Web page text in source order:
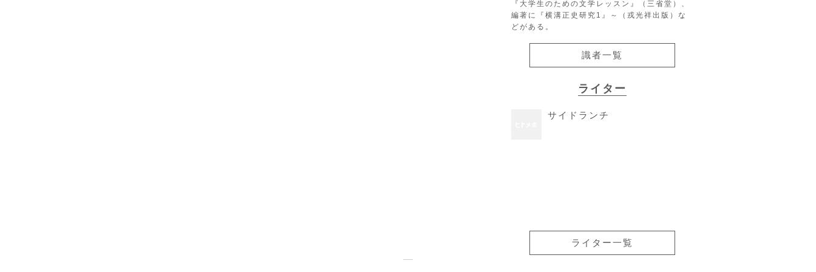
『大学生のための文学レッスン』（三省堂）、
編著に『横溝正史研究1』～（戎光祥出版）な
どがある。
識者一覧
ライター
サイドランチ
ライター一覧